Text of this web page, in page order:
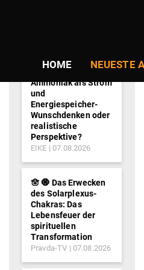
HOME NEUESTE
Ammoniak als Strom
und
Energiespeicher-
Wunschdenken oder
realistische
Perspektive?
EIKE 07.08.2026
🪬 🧿 Das Erwecken
des Solarplexus-
Chakras: Das
Lebensfeuer der
spirituellen
Transformation
Pravda-TV 07.08.2026